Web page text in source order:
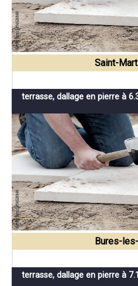
Saint-
terrasse, dallage en pierre à
Bures-
terrasse, dallage en pierre à